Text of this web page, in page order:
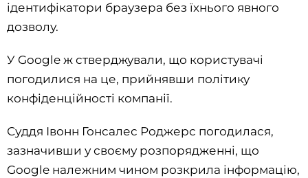
ідентифікатори браузера без їхнього явного
дозволу.
У Google ж стверджували, що користувачі
погодилися на це, прийнявши політику
конфіденційності компанії.
Суддя Івонн Гонсалес Роджерс погодилася,
зазначивши у своєму розпорядженні, що
Google належним чином розкрила інформацію,